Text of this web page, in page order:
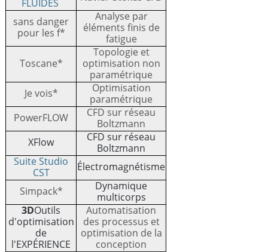
FLUIDES
sans danger
pour les f*
Analyse par
éléments finis de
fatigue
Toscane*
Topologie et
optimisation non
paramétrique
Je vois*
Optimisation
paramétrique
PowerFLOW
CFD sur réseau
Boltzmann
XFlow
CFD sur réseau
Boltzmann
Suite Studio
CST
Électromagnétisme
Simpack*
Dynamique
multicorps
3DOutils
d'optimisation
de
l'EXPÉRIENCE
Automatisation
des processus et
optimisation de la
conception